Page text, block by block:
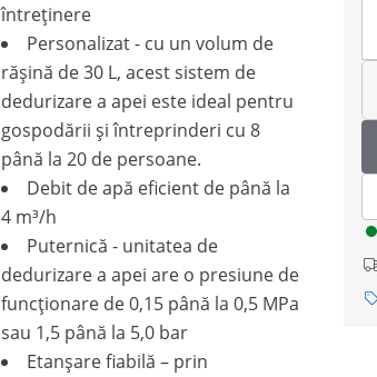
întreținere
Personalizat - cu un volum de
rășină de 30 L, acest sistem de
dedurizare a apei este ideal pentru
gospodării și întreprinderi cu 8
până la 20 de persoane.
Debit de apă eficient de până la
4 m³/h
Puternică - unitatea de
dedurizare a apei are o presiune de
funcționare de 0,15 până la 0,5 MPa
sau 1,5 până la 5,0 bar
Etanșare fiabilă – prin